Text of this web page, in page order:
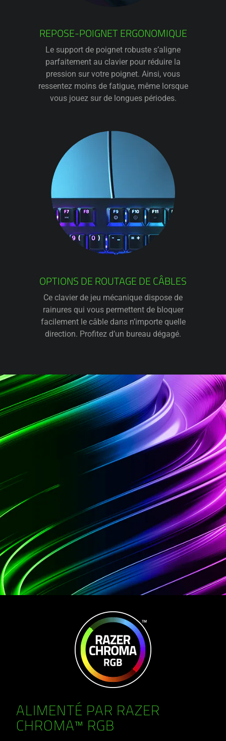
REPOSE-POIGNET ERGONOMIQUE
Le support de poignet robuste s’aligne
parfaitement au clavier pour réduire la
pression sur votre poignet. Ainsi, vous
ressentez moins de fatigue, même lorsque
vous jouez sur de longues périodes.
OPTIONS DE ROUTAGE DE CÂBLES
Ce clavier de jeu mécanique dispose de
rainures qui vous permettent de bloquer
facilement le câble dans n’importe quelle
direction. Profitez d’un bureau dégagé.
ALIMENTÉ PAR RAZER
CHROMA™ RGB